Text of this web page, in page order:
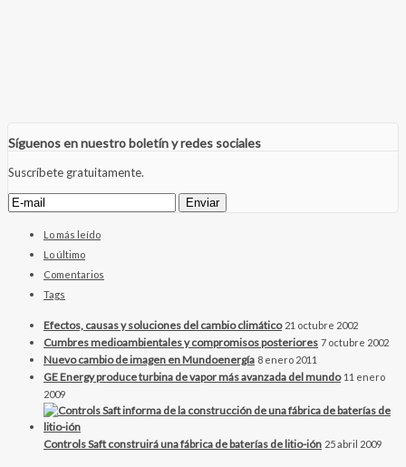
Síguenos en nuestro boletín y redes sociales
Suscríbete gratuitamente.
Lo más leído
Lo último
Comentarios
Tags
Efectos, causas y soluciones del cambio climático 21 octubre 2002
Cumbres medioambientales y compromisos posteriores 7 octubre 2002
Nuevo cambio de imagen en Mundoenergía 8 enero 2011
GE Energy produce turbina de vapor más avanzada del mundo 11 enero
2009
Controls Saft construirá una fábrica de baterías de litio-ión 25 abril 2009